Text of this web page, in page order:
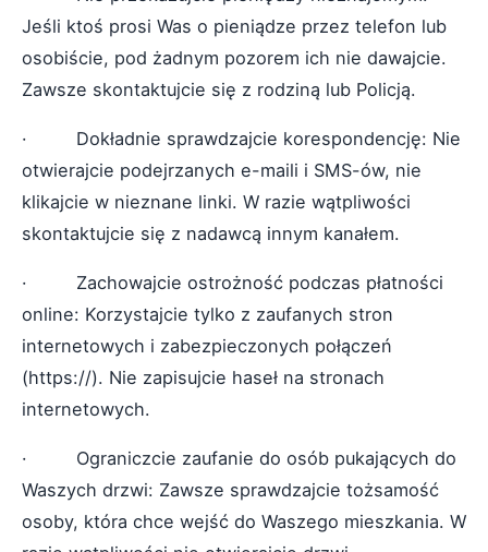
Jeśli ktoś prosi Was o pieniądze przez telefon lub
osobiście, pod żadnym pozorem ich nie dawajcie.
Zawsze skontaktujcie się z rodziną lub Policją.
· Dokładnie sprawdzajcie korespondencję: Nie
otwierajcie podejrzanych e-maili i SMS-ów, nie
klikajcie w nieznane linki. W razie wątpliwości
skontaktujcie się z nadawcą innym kanałem.
· Zachowajcie ostrożność podczas płatności
online: Korzystajcie tylko z zaufanych stron
internetowych i zabezpieczonych połączeń
(https://). Nie zapisujcie haseł na stronach
internetowych.
· Ograniczcie zaufanie do osób pukających do
Waszych drzwi: Zawsze sprawdzajcie tożsamość
osoby, która chce wejść do Waszego mieszkania. W